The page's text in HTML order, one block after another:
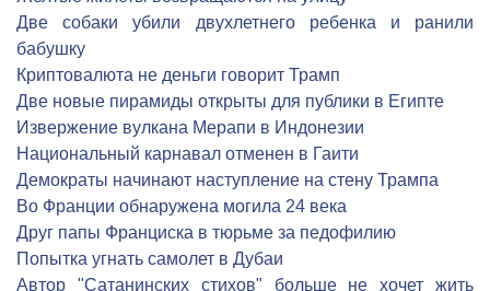
Две собаки убили двухлетнего ребенка и ранили
бабушку
Криптовалюта не деньги говорит Трамп
Две новые пирамиды открыты для публики в Египте
Извержение вулкана Мерапи в Индонезии
Национальный карнавал отменен в Гаити
Демократы начинают наступление на стену Трампа
Во Франции обнаружена могила 24 века
Друг папы Франциска в тюрьме за педофилию
Попытка угнать самолет в Дубаи
Автор "Сатанинских стихов" больше не хочет жить